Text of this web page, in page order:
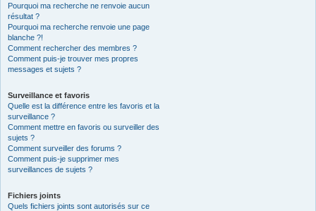
Pourquoi ma recherche ne renvoie aucun
résultat ?
Pourquoi ma recherche renvoie une page
blanche ?!
Comment rechercher des membres ?
Comment puis-je trouver mes propres
messages et sujets ?
Surveillance et favoris
Quelle est la différence entre les favoris et la
surveillance ?
Comment mettre en favoris ou surveiller des
sujets ?
Comment surveiller des forums ?
Comment puis-je supprimer mes
surveillances de sujets ?
Fichiers joints
Quels fichiers joints sont autorisés sur ce